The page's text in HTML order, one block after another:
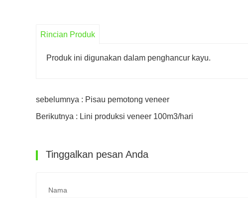
Rincian Produk
Produk ini digunakan dalam penghancur kayu.
sebelumnya : Pisau pemotong veneer
Berikutnya : Lini produksi veneer 100m3/hari
Tinggalkan pesan Anda
Nama